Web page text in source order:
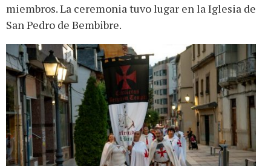
miembros. La ceremonia tuvo lugar en la Iglesia de
San Pedro de Bembibre.